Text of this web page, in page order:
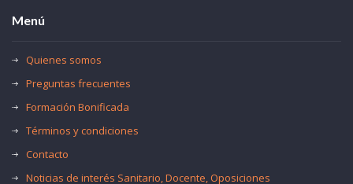
Menú
Quienes somos
Preguntas frecuentes
Formación Bonificada
Términos y condiciones
Contacto
Noticias de interés Sanitario, Docente, Oposiciones